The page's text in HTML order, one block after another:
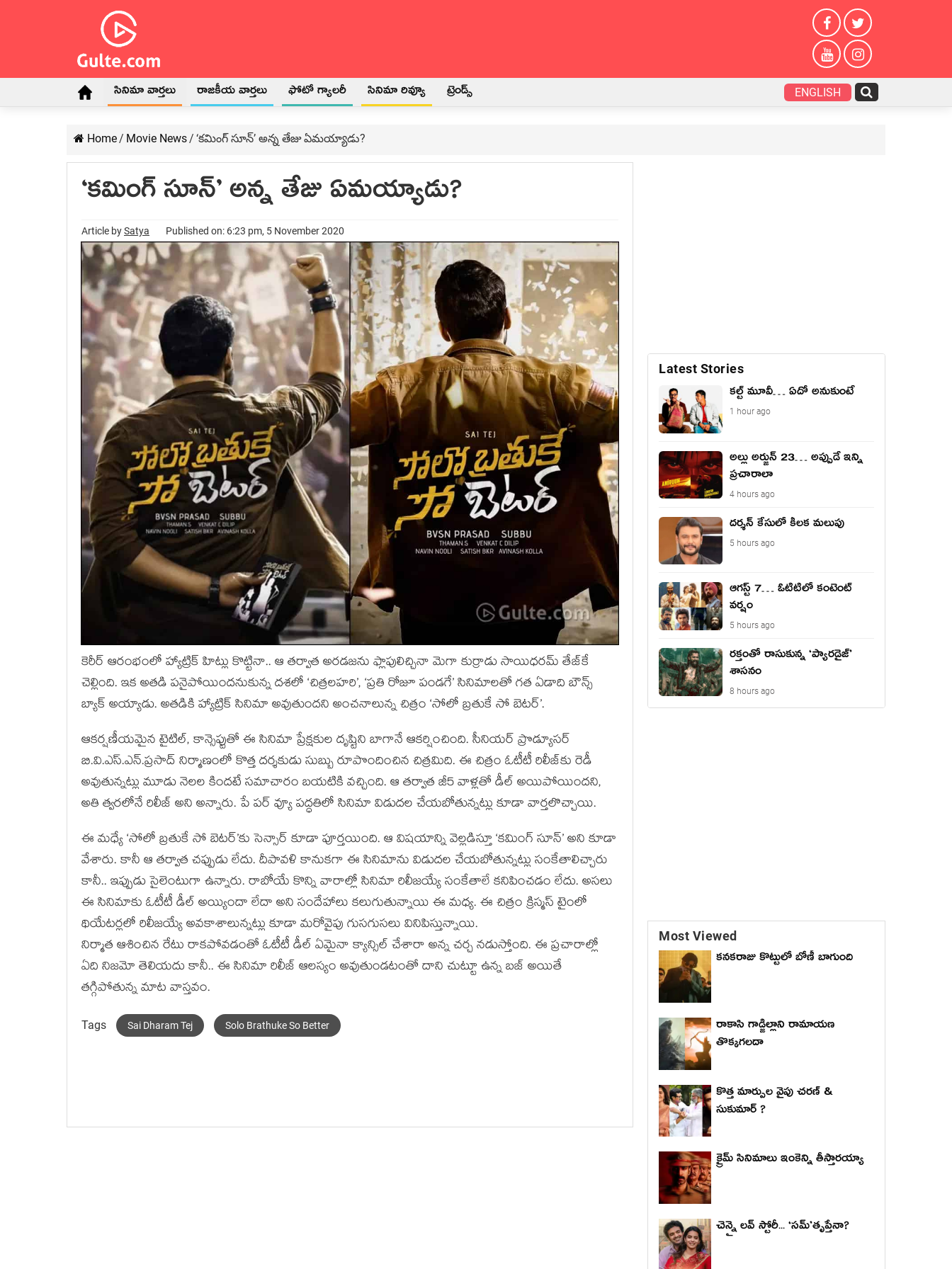
సినిమా వార్తలు రాజకీయ వార్తలు ఫోటో గ్యాలరీ సినిమా రివ్యూ ట్రెండ్స్ ENGLISH
Home/ Movie News/ ‘కమింగ్ సూన్’ అన్న తేజు ఏమయ్యాడు?
‘కమింగ్ సూన్’ అన్న తేజు ఏమయ్యాడు?
Article bySatya Published on: 6:23 pm, 5 November 2020
కెరీర్ ఆరంభంలో హ్యాట్రిక్ హిట్లు కొట్టినా.. ఆ తర్వాత అరడజను ఫ్లాపులిచ్చినా మెగా కుర్రాడు సాయిధరమ్ తేజ్‌కే
చెల్లింది. ఇక అతడి పనైపోయిందనుకున్న దశలో ‘చిత్రలహరి’, ‘ప్రతి రోజూ పండగే’ సినిమాలతో గత ఏడాది బౌన్స్
బ్యాక్ అయ్యాడు. అతడికి హ్యాట్రిక్ సినిమా అవుతుందని అంచనాలున్న చిత్రం ‘సోలో బ్రతుకే సో బెటర్’.
ఆకర్షణీయమైన టైటిల్, కాన్సెప్టుతో ఈ సినిమా ప్రేక్షకుల దృష్టిని బాగానే ఆకర్షించింది. సీనియర్ ప్రొడ్యూసర్
బి.వి.ఎస్.ఎన్.ప్రసాద్ నిర్మాణంలో కొత్త దర్శకుడు సుబ్బు రూపొందించిన చిత్రమిది. ఈ చిత్రం ఓటీటీ రిలీజ్‌కు రెడీ
అవుతున్నట్లు మూడు నెలల కిందటే సమాచారం బయటికి వచ్చింది. ఆ తర్వాత జీ5 వాళ్లతో డీల్ అయిపోయిందని,
అతి త్వరలోనే రిలీజ్ అని అన్నారు. పే పర్ వ్యూ పద్ధతిలో సినిమా విడుదల చేయబోతున్నట్లు కూడా వార్తలొచ్చాయి.
ఈ మధ్యే ‘సోలో బ్రతుకే సో బెటర్’కు సెన్సార్ కూడా పూర్తయింది. ఆ విషయాన్ని వెల్లడిస్తూ ‘కమింగ్ సూన్’ అని కూడా
వేశారు. కానీ ఆ తర్వాత చప్పుడు లేదు. దీపావళి కానుకగా ఈ సినిమాను విడుదల చేయబోతున్నట్లు సంకేతాలిచ్చారు
కానీ.. ఇప్పుడు సైలెంటుగా ఉన్నారు. రాబోయే కొన్ని వారాల్లో సినిమా రిలీజయ్యే సంకేతాలే కనిపించడం లేదు. అసలు
ఈ సినిమాకు ఓటీటీ డీల్ అయ్యిందా లేదా అని సందేహాలు కలుగుతున్నాయి ఈ మధ్య. ఈ చిత్రం క్రిస్మస్ టైంలో
థియేటర్లలో రిలీజయ్యే అవకాశాలున్నట్లు కూడా మరోవైపు గుసగుసలు వినిపిస్తున్నాయి.
నిర్మాత ఆశించిన రేటు రాకపోవడంతో ఓటీటీ డీల్ ఏమైనా క్యాన్సిల్ చేశారా అన్న చర్చ నడుస్తోంది. ఈ ప్రచారాల్లో
ఏది నిజమో తెలియదు కానీ.. ఈ సినిమా రిలీజ్ ఆలస్యం అవుతుండటంతో దాని చుట్టూ ఉన్న బజ్ అయితే
తగ్గిపోతున్న మాట వాస్తవం.
Tags Sai Dharam Tej Solo Brathuke So Better
Latest Stories
కల్ట్ మూవీ… ఏదో అనుకుంటే
1 hour ago
అల్లు అర్జున్ 23… అప్పుడే ఇన్ని
ప్రచారాలా
4 hours ago
దర్శన్ కేసులో కీలక మలుపు
5 hours ago
ఆగస్ట్ 7… ఓటిటిలో కంటెంట్
వర్షం
5 hours ago
రక్తంతో రాసుకున్న ‘ప్యారడైజ్’
శాసనం
8 hours ago
Most Viewed
కనకరాజు కొట్టులో బోణీ బాగుంది
రాకాసి గాడ్జిల్లాని రామాయణ
తొక్కగలదా
కొత్త మార్పుల వైపు చరణ్ &
సుకుమార్ ?
క్రైమ్ సినిమాలు ఇంకెన్ని తీస్తారయ్యా
చెన్నై లవ్ స్టోరీ... ‘సమ్’తృప్తేనా?